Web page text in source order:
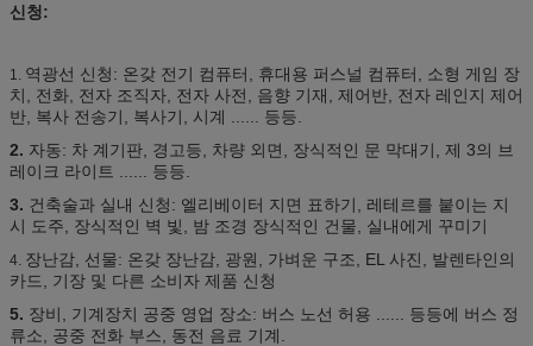
신청:
1. 역광선 신청: 온갖 전기 컴퓨터, 휴대용 퍼스널 컴퓨터, 소형 게임 장
치, 전화, 전자 조직자, 전자 사전, 음향 기재, 제어반, 전자 레인지 제어
반, 복사 전송기, 복사기, 시계 ...... 등등.
2. 자동: 차 계기판, 경고등, 차량 외면, 장식적인 문 막대기, 제 3의 브
레이크 라이트 ...... 등등.
3. 건축술과 실내 신청: 엘리베이터 지면 표하기, 레테르를 붙이는 지
시 도주, 장식적인 벽 빛, 밤 조경 장식적인 건물, 실내에게 꾸미기
4. 장난감, 선물: 온갖 장난감, 광원, 가벼운 구조, EL 사진, 발렌타인의
카드, 기장 및 다른 소비자 제품 신청
5. 장비, 기계장치 공중 영업 장소: 버스 노선 허용 ...... 등등에 버스 정
류소, 공중 전화 부스, 동전 음료 기계.